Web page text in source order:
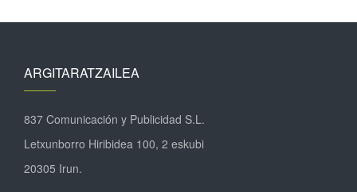
ARGITARATZAILEA
837 Comunicación y Publicidad S.L.
Letxunborro Hiribidea 100, 2 eskubi
20305 Irun.